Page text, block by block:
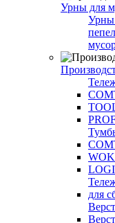
Урны для
Урны
для